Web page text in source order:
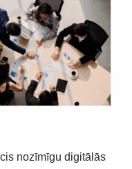
nozīmīgu digitālās